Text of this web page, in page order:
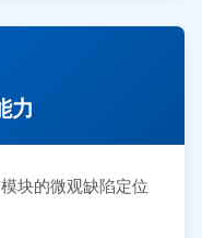
力
块的微观缺陷定位